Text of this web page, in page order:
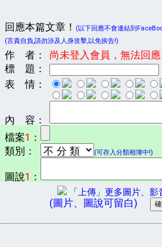
回應本篇文章！
(以下回應不會連結到
(言責自負,請勿涉及人身攻擊,以免挨告!)
作 者：
尚未登入會員，無法回應
標 題：
表 情：
內 容：
檔案1 ：
類別：
(可存入分類相簿中!)
圖說1 ：
「上傳」更多圖片、影
(圖片、圖說可留白)